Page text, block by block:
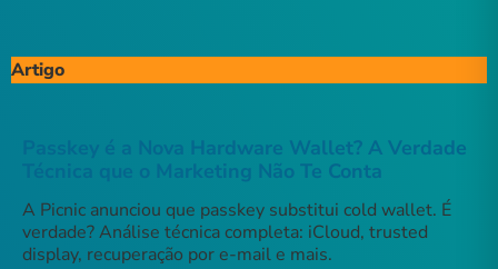
Artigo
Passkey é a Nova Hardware Wallet? A Verdade
Técnica que o Marketing Não Te Conta
A Picnic anunciou que passkey substitui cold wallet. É
verdade? Análise técnica completa: iCloud, trusted
display, recuperação por e-mail e mais.